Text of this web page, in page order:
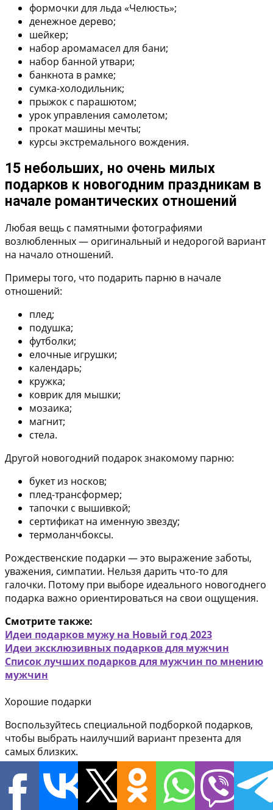
формочки для льда «Челюсть»;
денежное дерево;
шейкер;
набор аромамасел для бани;
набор банной утвари;
банкнота в рамке;
сумка-холодильник;
прыжок с парашютом;
урок управления самолетом;
прокат машины мечты;
курсы экстремального вождения.
15 небольших, но очень милых
подарков к новогодним праздникам в
начале романтических отношений
Любая вещь с памятными фотографиями
возлюбленных — оригинальный и недорогой вариант
на начало отношений.
Примеры того, что подарить парню в начале
отношений:
плед;
подушка;
футболки;
елочные игрушки;
календарь;
кружка;
коврик для мышки;
мозаика;
магнит;
стела.
Другой новогодний подарок знакомому парню:
букет из носков;
плед-трансформер;
тапочки с вышивкой;
сертификат на именную звезду;
термоланчбоксы.
Рождественские подарки — это выражение заботы,
уважения, симпатии. Нельзя дарить что-то для
галочки. Потому при выборе идеального новогоднего
подарка важно ориентироваться на свои ощущения.
Смотрите также:
Идеи подарков мужу на Новый год 2023
Идеи эксклюзивных подарков для мужчин
Список лучших подарков для мужчин по мнению
мужчин
Хорошие подарки
Воспользуйтесь специальной подборкой подарков,
чтобы выбрать наилучший вариант презента для
самых близких.
Именной подарочный набор №1
₽